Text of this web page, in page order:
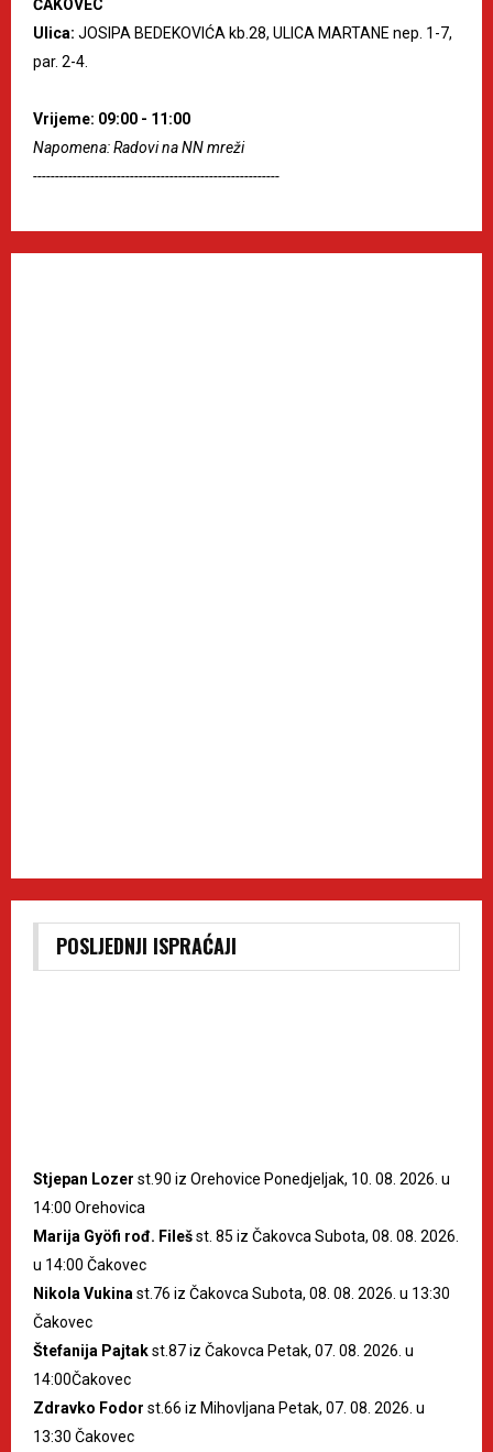
ČAKOVEC
Ulica: JOSIPA BEDEKOVIĆA kb.28, ULICA MARTANE nep. 1-7,
par. 2-4.
Vrijeme: 09:00 - 11:00
Napomena: Radovi na NN mreži
--------------------------------------------------------
POSLJEDNJI ISPRAĆAJI
Stjepan Lozer st.90 iz Orehovice Ponedjeljak, 10. 08. 2026. u
14:00 Orehovica
Marija Gyöfi rođ. Filešst. 85 iz Čakovca Subota, 08. 08. 2026.
u 14:00 Čakovec
Nikola Vukinast.76 iz Čakovca Subota, 08. 08. 2026. u 13:30
Čakovec
Štefanija Pajtakst.87 iz Čakovca Petak, 07. 08. 2026. u
14:00Čakovec
Zdravko Fodor st.66 iz Mihovljana Petak, 07. 08. 2026. u
13:30 Čakovec